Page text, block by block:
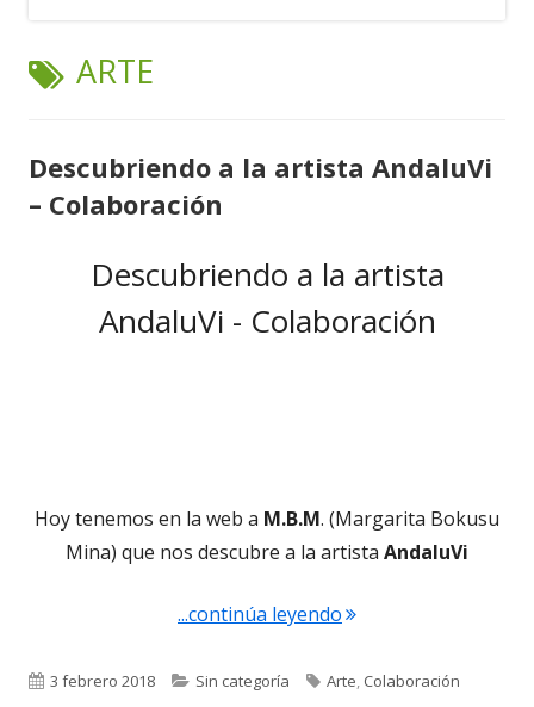
ETIQUETA:
ARTE
Descubriendo a la artista AndaluVi
– Colaboración
Descubriendo a la artista
AndaluVi - Colaboración
Hoy tenemos en la web a M.B.M. (Margarita Bokusu
Mina) que nos descubre a la artista AndaluVi
...continúa leyendo"Descubriendo a la
Publicado
3 febrero 2018 Categorías
Sin categoría Etiquetas
Arte, Colaboración